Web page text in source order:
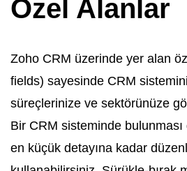
Özel Alanlar
Zoho CRM üzerinde yer alan
fields) sayesinde CRM
süreçlerinize ve sektörünüze
Bir CRM sisteminde
en küçük detayına kadar